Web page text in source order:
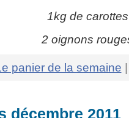
1kg de carottes
2 oignons
panier de la semaine
décembre 2011